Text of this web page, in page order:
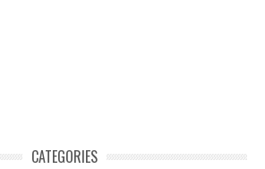
CATEGORIES